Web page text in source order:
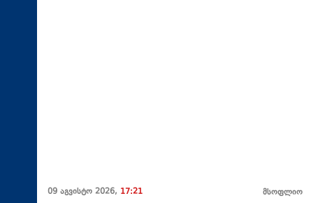
09 აგვისტო 2026, 17:21 მსოფლიო